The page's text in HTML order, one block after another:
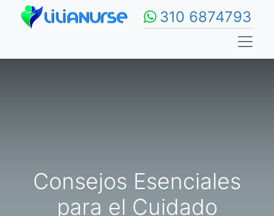
310 6874793
Consejos Esenciales
para el Cuidado